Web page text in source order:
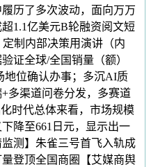
历了多次波动，面向万万
1.1亿美元B轮融资阅文短
定制内部决策用演讲（内
证全球/全国销量（额）
地位确认办事；多沉AI质
多渠道问卷分发，多赛道
时代总体来看，市场规模
降至661日元，显示出一
测】朱雀三号首飞入轨成
登顶全国商圈【艾媒商舆